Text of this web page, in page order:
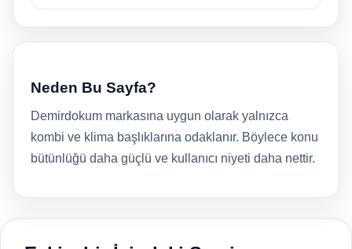
Neden Bu Sayfa?
Demirdokum markasına uygun olarak yalnızca
kombi ve klima başlıklarına odaklanır. Böylece konu
bütünlüğü daha güçlü ve kullanıcı niyeti daha nettir.